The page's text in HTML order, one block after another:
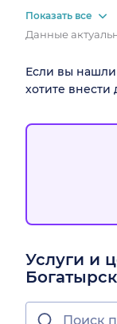
Показать все
Данные
Если вы
хотите
Услуги и